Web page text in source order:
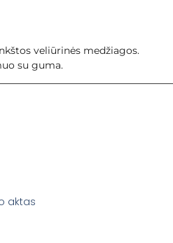
veliūrinės medžiagos.
su guma.
aktas